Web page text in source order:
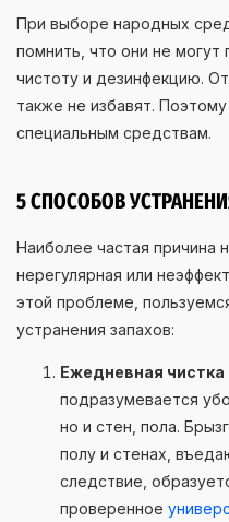
При выборе народных
помнить, что они не могут
чистоту и дезинфекцию.
также не избавят.
специальным средствам.
5 СПОСОБОВ
Наиболее частая причина
нерегулярная или
этой проблеме,
устранения запахов:
Ежедневная
подразумевается
но и стен, пола.
полу и стенах,
следствие,
проверенное